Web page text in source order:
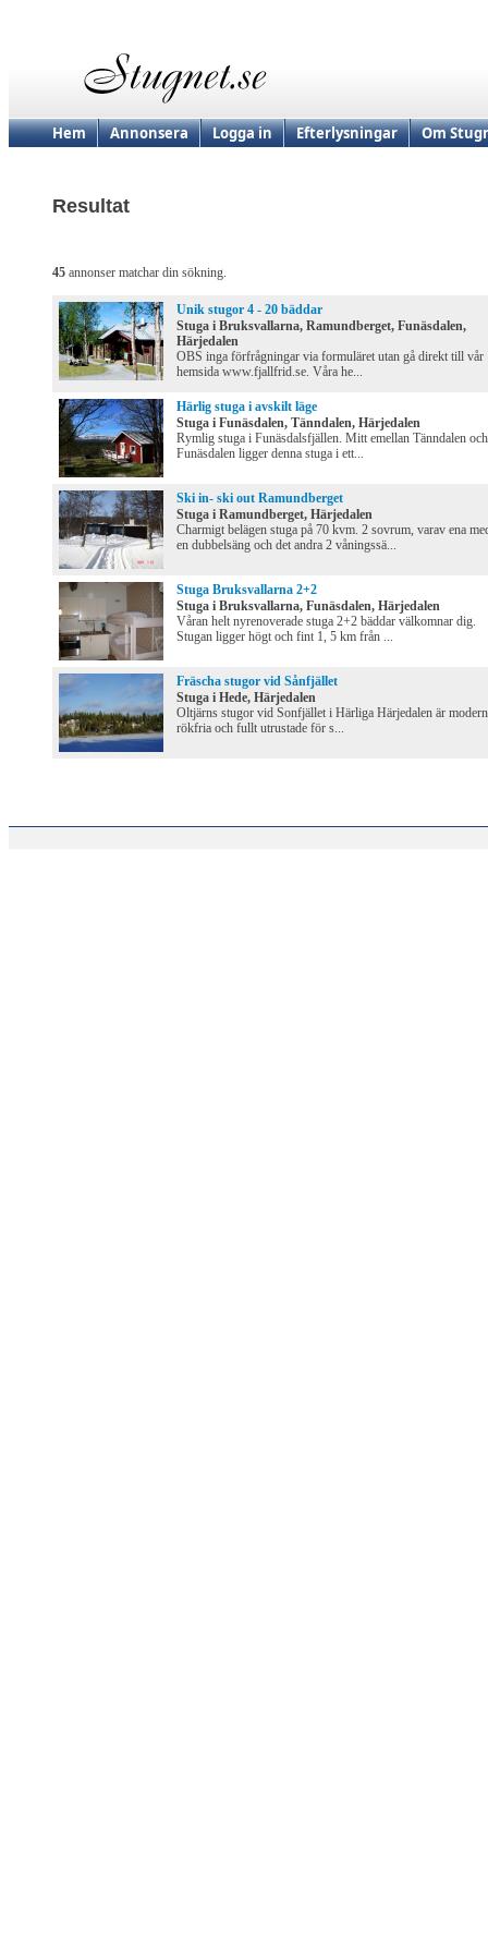
Hem Annonsera Logga in Efterlysningar Om
Resultat
45 annonser matchar din sökning.
Unik stugor 4 - 20 bäddar
Stuga i Bruksvallarna, Ramundberget, Funäsdalen,
Härjedalen
OBS inga förfrågningar via formuläret utan gå direkt till vår
hemsida www.fjallfrid.se. Våra he...
Härlig stuga i avskilt läge
Stuga i Funäsdalen, Tänndalen, Härjedalen
Rymlig stuga i Funäsdalsfjällen. Mitt emellan Tänndalen och
Funäsdalen ligger denna stuga i ett...
Ski in- ski out Ramundberget
Stuga i Ramundberget, Härjedalen
Charmigt belägen stuga på 70 kvm. 2 sovrum, varav ena
en dubbelsäng och det andra 2 våningssä...
Stuga Bruksvallarna 2+2
Stuga i Bruksvallarna, Funäsdalen, Härjedalen
Våran helt nyrenoverade stuga 2+2 bäddar välkomnar dig.
Stugan ligger högt och fint 1, 5 km från ...
Fräscha stugor vid Sånfjället
Stuga i Hede, Härjedalen
Oltjärns stugor vid Sonfjället i Härliga Härjedalen är
rökfria och fullt utrustade för s...